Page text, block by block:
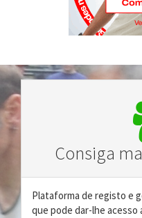
Consiga
Plataforma de registo e
que pode dar-lhe acesso